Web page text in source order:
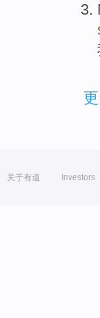
关于有道 Investors